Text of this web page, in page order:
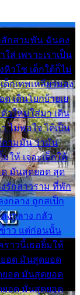
สักสามพัน ฉันคง
ส่ เพราะเราเป็น
หิวโซ เด็กใต้ก็ไม่
กเทพเหลียวมอง
เดินโยกย้ายเย
วใหม่ใส่มา เดิน
ไม่พอใจ ได้เป็น
ถามมัน ว่ามัน
ให้ เจอะเด็กใต้
ด มันสุดยอด สุด
รักสาวราม ที่พัก
กลาง ถูกสเป็ก
งกลาง กลัว
าว แต่ก่อนนั้น
ราวนี้เธอยิ้มให้
อด มันสุดยอด
อด มันสุดยอด
อด มันสุดยอด